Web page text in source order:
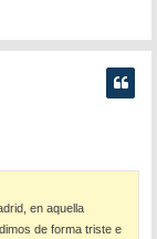
en aquella
de forma triste e